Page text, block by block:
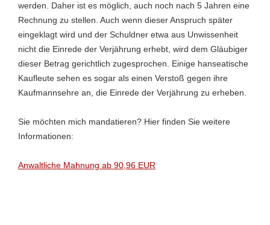
werden. Daher ist es möglich, auch noch nach 5 Jahren eine
Rechnung zu stellen. Auch wenn dieser Anspruch später
eingeklagt wird und der Schuldner etwa aus Unwissenheit
nicht die Einrede der Verjährung erhebt, wird dem Gläubiger
dieser Betrag gerichtlich zugesprochen. Einige hanseatische
Kaufleute sehen es sogar als einen Verstoß gegen ihre
Kaufmannsehre an, die Einrede der Verjährung zu erheben.
Sie möchten mich mandatieren? Hier finden Sie weitere
Informationen:
Anwaltliche Mahnung ab 90,96 EUR